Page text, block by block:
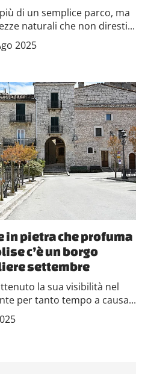
di un semplice parco, ma
naturali che non diresti...
2025
in pietra che profuma
c’è un borgo
settembre
la sua visibilità nel
per tanto tempo a causa...